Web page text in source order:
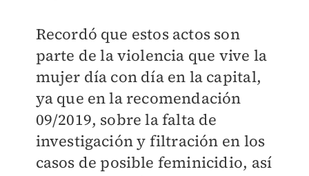
Recordó que estos actos son
parte de la violencia que vive la
mujer día con día en la capital,
ya que en la recomendación
09/2019, sobre la falta de
investigación y filtración en los
casos de posible feminicidio, así